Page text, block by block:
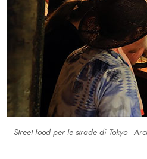
Street food per le strade di Tokyo -